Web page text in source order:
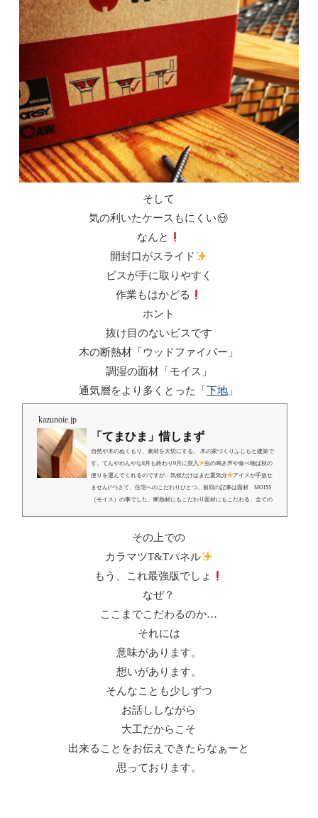
そして
気の利いたケースもにくい
なんと
開封口がスライド
ビスが手に取りやすく
作業もはかどる
ホント
抜け目のないビスです
木の断熱材「ウッドファイバー」
調湿の面材「モイス」
通気層をより多くとった「下地 」
kazunoie.jp
「てまひま」惜しまず
自然や木のぬくもり、素材を大切にする。 木の家づくりふじもと建築で
す。てんやわんやな8月も終わり9月に突入
虫の鳴き声や食べ物は秋の
便りを運んでくれるのですが…気候だけはまだ夏気分
アイスが手放せ
ません(^^)さて、住宅へのこだわりひとつ。前回の記事は面材 MOISS
（モイス）の事でした。断熱材にもこだわり面材にもこだわる。全ての
をどんなふうに仕上げていくか…とい...
その上での
カラマツT&Tパネル
もう、これ最強版でしょ
なぜ？
ここまでこだわるのか…
それには
意味があります。
想いがあります。
そんなことも少しずつ
お話ししながら
大工だからこそ
出来ることをお伝えできたらなぁーと
思っております。